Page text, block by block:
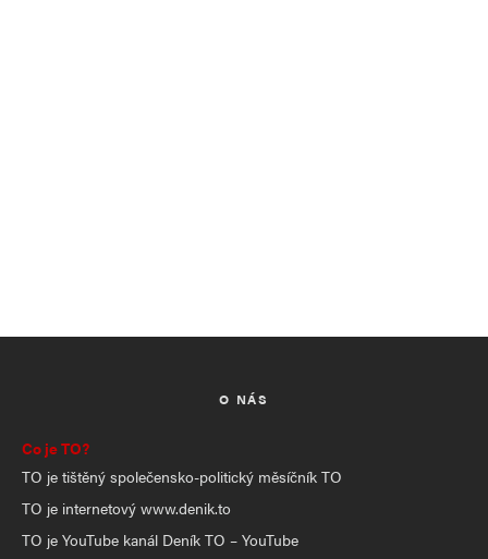
O NÁS
Co je TO?
TO je tištěný společensko-politický měsíčník TO
TO je internetový www.denik.to
TO je YouTube kanál Deník TO – YouTube